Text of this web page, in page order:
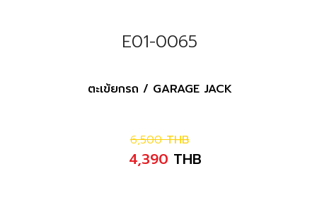
E01-0065
ตะเข้ยกรถ / GARAGE JACK
6,500 THB
4,390 THB